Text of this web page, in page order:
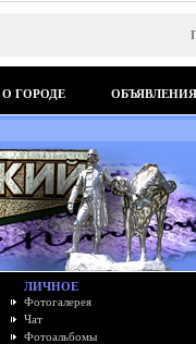
О ГОРОДЕ ОБЪЯВЛЕНИЯ
ЛИЧНОЕ
Фотогалерея
Чат
Фотоальбомы